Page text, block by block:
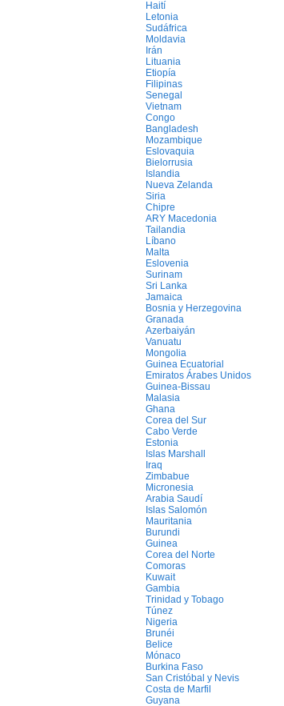
Haití
Letonia
Sudáfrica
Moldavia
Irán
Lituania
Etiopía
Filipinas
Senegal
Vietnam
Congo
Bangladesh
Mozambique
Eslovaquia
Bielorrusia
Islandia
Nueva Zelanda
Siria
Chipre
ARY Macedonia
Tailandia
Líbano
Malta
Eslovenia
Surinam
Sri Lanka
Jamaica
Bosnia y Herzegovina
Granada
Azerbaiyán
Vanuatu
Mongolia
Guinea Ecuatorial
Emiratos Árabes Unidos
Guinea-Bissau
Malasia
Ghana
Corea del Sur
Cabo Verde
Estonia
Islas Marshall
Iraq
Zimbabue
Micronesia
Arabia Saudí
Islas Salomón
Mauritania
Burundi
Guinea
Corea del Norte
Comoras
Kuwait
Gambia
Trinidad y Tobago
Túnez
Nigeria
Brunéi
Belice
Mónaco
Burkina Faso
San Cristóbal y Nevis
Costa de Marfil
Guyana